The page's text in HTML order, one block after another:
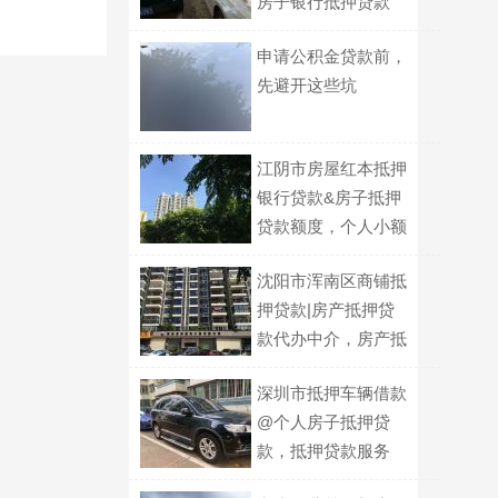
申请公积金贷款前，
先避开这些坑
江阴市房屋红本抵押
银行贷款&房子抵押
贷款额度，个人小额
沈阳市浑南区商铺抵
押贷款|房产抵押贷
款代办中介，房产抵
深圳市抵押车辆借款
@个人房子抵押贷
款，抵押贷款服务